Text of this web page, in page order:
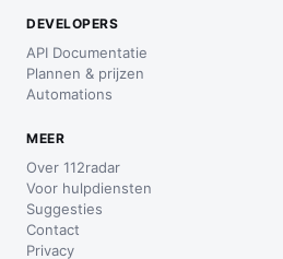
DEVELOPERS
API Documentatie
Plannen & prijzen
Automations
MEER
Over 112radar
Voor hulpdiensten
Suggesties
Contact
Privacy